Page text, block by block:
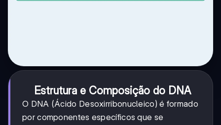
Estrutura e Composição do DNA
O DNA (Ácido Desoxirribonucleico) é formado
por componentes específicos que se